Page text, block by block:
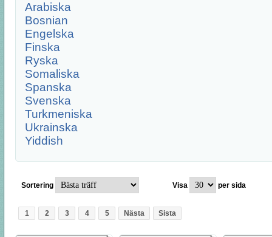
Arabiska
Bosnian
Engelska
Finska
Ryska
Somaliska
Spanska
Svenska
Turkmeniska
Ukrainska
Yiddish
Sortering Visa per sida
1 2 3 4 5 Nästa Sista